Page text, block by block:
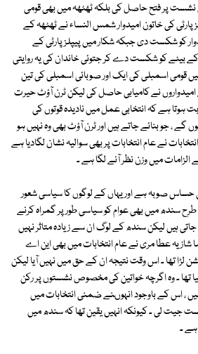
نشست پر فتح حاصل کی بلکہ ٹھٹھہ میں بھی قومی
کی خاتون امیدوار شمس النساء نے ٹھٹھہ کے
کو شکست دی جبکہ شکار میں پیپلز پارٹی کے
کے بیٹے کو شکست دے کر جتوئی خاندان کی یہ روایتی
قومی اسمبلی کی ایک اور صوبائی اسمبلی کی تین
امیدواروں نے کامیابی حاصل کی لیکن ٹرن آؤٹ حیرت
ہوتا ہے کہ انتخابی عمل میں نادیدہ قوتوں کی
گے ، جو بنائے جاتے ہیں اور ٹرن آؤٹ بھی وہ نہیں ہو
نے عام انتخابات پر بھی سوالیہ نشان لگادیا ہے
الزامات میں وزن نظر آنے لگا ہے ۔
حساس صوبہ ہے اور یہاں کے لوگوں کا سیاسی شعور
سندھ میں بھی عوام کو سیاسی طور پر گمراہ کرنے
ہیں لیکن سندھ کے لوگ ان سے زیادہ متاثر نہیں
شازیہ عطا مری نے عام انتخابات میں بھی این اے
لڑا تھا ۔ اس وقت نتیجہ ان کے حق میں نہیں آیا لیکن
تھا ۔ وہ اگرچہ خواتین کی مخصوص نشستوں پر رکن
، اس کے باوجود انہوںنے ضمنی انتخابات میں
جیت لی ۔ کیونکہ انہیں یقین تھا کہ سندھ میں
ہے ۔